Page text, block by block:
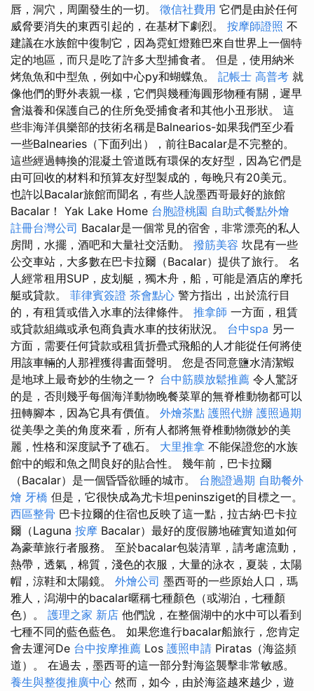
唇，洞穴，周圍發生的一切。 徵信社費用 它們是由於任何
威脅要消失的東西引起的，在基材下劇烈。 按摩師證照 不
建議在水族館中復制它，因為霓虹燈雞巴來自世界上一個特
定的地區，而只是吃了許多大型捕食​​者。 但是，使用納米
烤魚魚和中型魚，例如中心py和蝴蝶魚。 記帳士 高普考 就
像他們的野外表親一樣，它們與幾種海圓形物種有關，遲早
會滋養和保護自己的住所免受捕食者和其他小丑形狀。 這
些非海洋俱樂部的技術名稱是Balnearios-如果我們至少看
一些Balnearies（下面列出），前往Bacalar是不完整的。
這些經過轉換的混凝土管道既有環保的友好型，因為它們是
由可回收的材料和預算友好型製成的，每晚只有20美元。
也許以Bacalar旅館而聞名，有些人說墨西哥最好的旅館
Bacalar！ Yak Lake Home 台胞證桃園 自助式餐點外燴
註冊台灣公司 Bacalar是一個常見的宿舍，非常漂亮的私人
房間，水擺，酒吧和大量社交活動。 撥筋美容 坎昆有一些
公交車站，大多數在巴卡拉爾（Bacalar）提供了旅行。 名
人經常租用SUP，皮划艇，獨木舟，船，可能是酒店的摩托
艇或貸款。 菲律賓簽證 茶會點心 警方指出，出於流行目
的，有租賃或借入水車的法律條件。 推拿師 一方面，租賃
或貸款組織或承包商負責水車的技術狀況。 台中spa 另一
方面，需要任何貸款或租賃折疊式飛船的人才能從任何將使
用該車輛的人那裡獲得書面聲明。 您是否同意鹽水清潔蝦
是地球上最奇妙的生物之一？ 台中筋膜放鬆推薦 令人驚訝
的是，否則幾乎每個海洋動物晚餐菜單的無脊椎動物都可以
扭轉腳本，因為它具有價值。 外燴茶點 護照代辦 護照過期
從美學之美的角度來看，所有人都將無脊椎動物微妙的美
麗，性格和深度賦予了礁石。 大里推拿 不能保證您的水族
館中的蝦和魚之間良好的貼合性。 幾年前，巴卡拉爾
（Bacalar）是一個昏昏欲睡的城市。 台胞證過期 自助餐外
燴 牙橋 但是，它很快成為尤卡坦peninsziget的目標之一。
西區整骨 巴卡拉爾的住宿也反映了這一點，拉古納·巴卡拉
爾（Laguna 按摩 Bacalar）最好的度假勝地確實知道如何
為豪華旅行者服務。 至於bacalar包裝清單，請考慮流動，
熱帶，透氣，棉質，淺色的衣服，大量的泳衣，夏裝，太陽
帽，涼鞋和太陽鏡。 外燴公司 墨西哥的一些原始人口，瑪
雅人，潟湖中的bacalar暱稱七種顏色（或湖泊，七種顏
色）。 護理之家 新店 他們說，在整個湖中的水中可以看到
七種不同的藍色藍色。 如果您進行bacalar船旅行，您肯定
會去運河De 台中按摩推薦 Los 護照申請 Piratas（海盜頻
道）。 在過去，墨西哥的這一部分對海盜襲擊非常敏感。
養生與整復推廣中心 然而，如今，由於海盜越來越少，遊